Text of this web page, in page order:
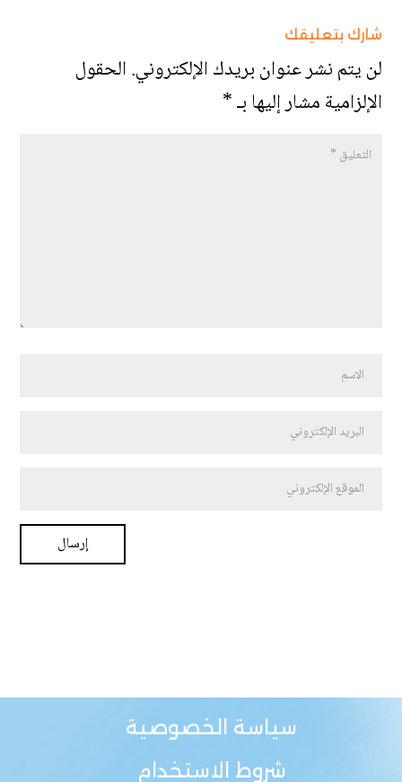
شارك بتعليقك
لن يتم نشر عنوان بريدك الإلكتروني.الحقول
الإلزامية مشار إليها بـ*
سياسة الخصوصية
شروط الاستخدام